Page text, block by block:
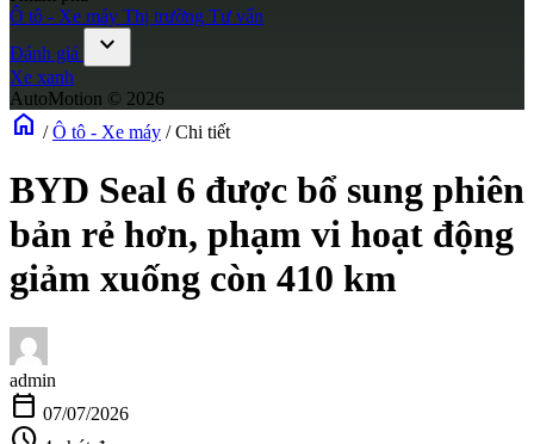
Ô tô - Xe máy Thị trường Tư vấn
Đánh giá
expand_more
Xe xanh
AutoMotion © 2026
home / Ô tô - Xe máy / Chi tiết
BYD Seal 6 được bổ sung phiên
bản rẻ hơn, phạm vi hoạt động
giảm xuống còn 410 km
admin
calendar_today 07/07/2026